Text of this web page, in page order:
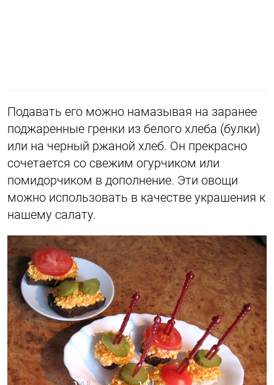
Подавать его можно намазывая на заранее
поджаренные гренки из белого хлеба (булки)
или на черный ржаной хлеб. Он прекрасно
сочетается со свежим огурчиком или
помидорчиком в дополнение. Эти овощи
можно использовать в качестве украшения к
нашему салату.